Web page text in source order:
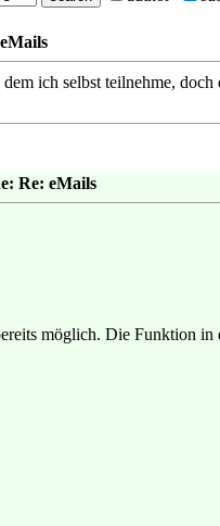
ich selbst teilnehme,
Re: eMails
möglich. Die Funktion